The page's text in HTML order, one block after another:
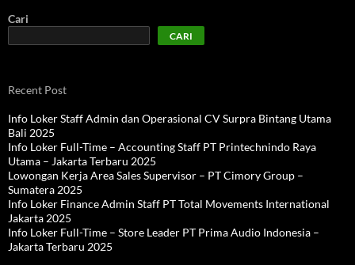
Cari
CARI
Recent Post
Info Loker Staff Admin dan Operasional CV Surpra Bintang Utama
Bali 2025
Info Loker Full-Time – Accounting Staff PT Printechnindo Raya
Utama – Jakarta Terbaru 2025
Lowongan Kerja Area Sales Supervisor – PT Cimory Group –
Sumatera 2025
Info Loker Finance Admin Staff PT Total Movements International
Jakarta 2025
Info Loker Full-Time – Store Leader PT Prima Audio Indonesia –
Jakarta Terbaru 2025